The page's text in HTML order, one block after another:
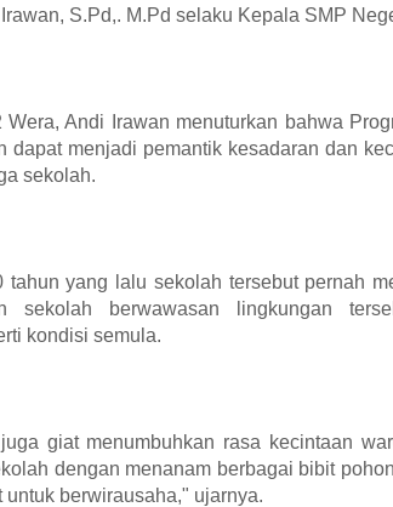
S.Pd,. M.Pd selaku Kepala SMP
Andi Irawan menuturkan bahwa
dapat menjadi pemantik kesadaran dan
sekolah.
tahun yang lalu sekolah tersebut pernah
sekolah berwawasan lingkungan
kondisi semula.
giat menumbuhkan rasa kecintaan
dengan menanam berbagai bibit
berwirausaha," ujarnya.